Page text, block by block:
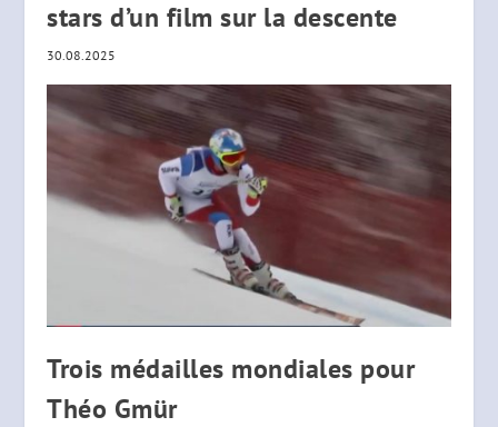
stars d’un film sur la descente
30.08.2025
Trois médailles mondiales pour
Théo Gmür